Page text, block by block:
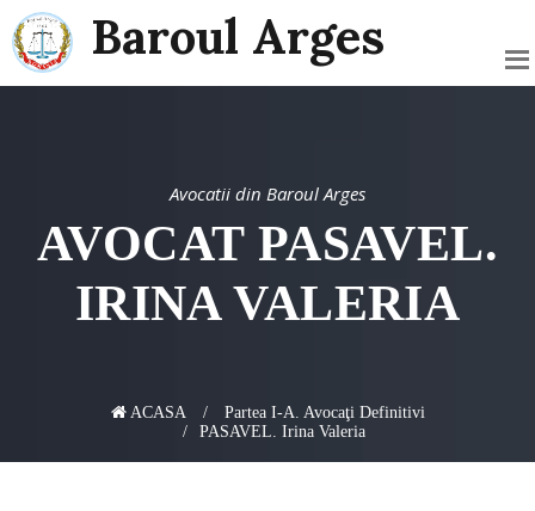
Baroul Arges
Avocatii din Baroul Arges
AVOCAT PASAVEL.
IRINA VALERIA
ACASA
Partea I-A. Avocaţi Definitivi
PASAVEL. Irina Valeria